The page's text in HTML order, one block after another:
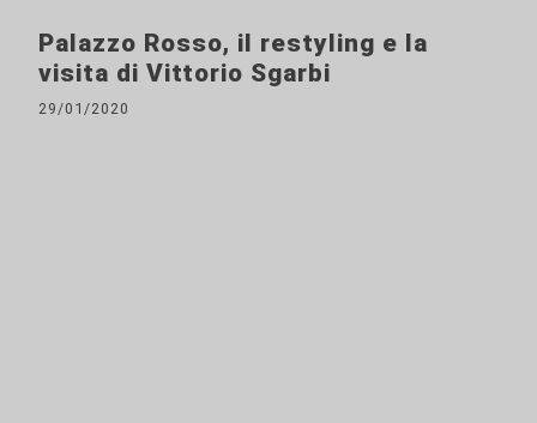
Palazzo Rosso, il restyling e la
visita di Vittorio Sgarbi
29/01/2020